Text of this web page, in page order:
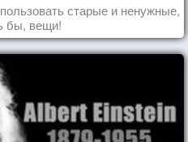
старые и ненужные,
бы, вещи!